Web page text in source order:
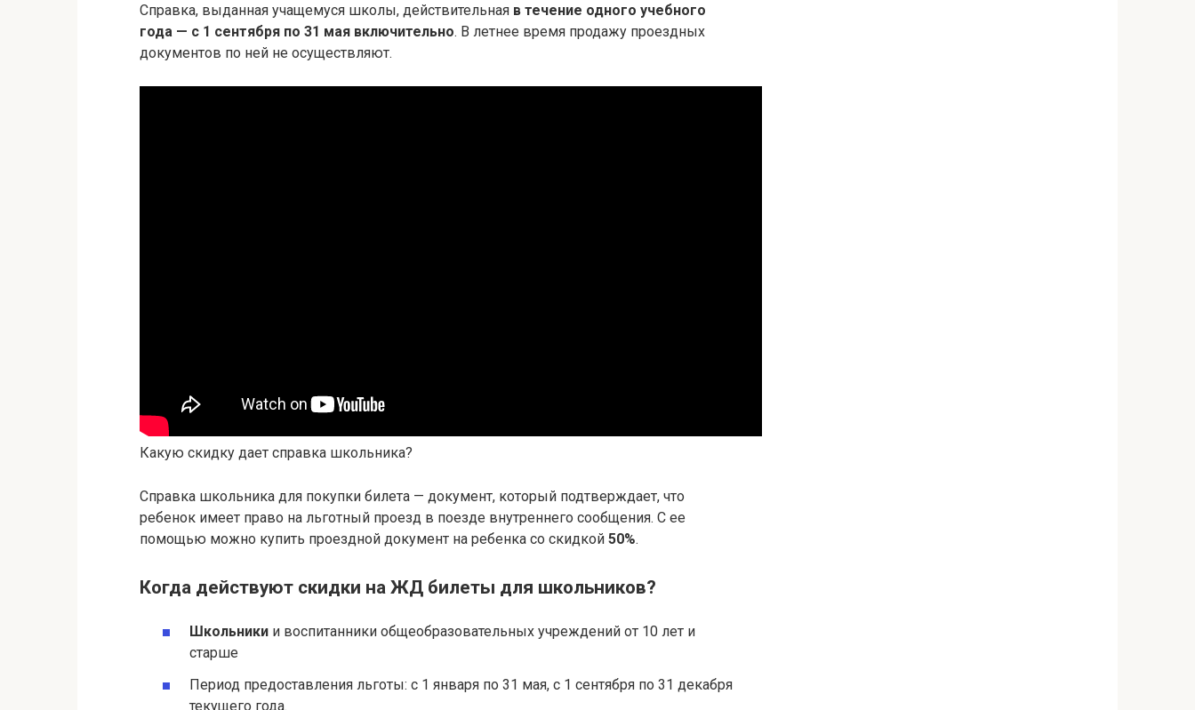
Справка, выданная учащемуся школы, действительная в течение одного учебного
года — с 1 сентября по 31 мая включительно. В летнее время продажу проездных
документов по ней не осуществляют.
Какую скидку дает справка школьника?
Справка школьника для покупки билета — документ, который подтверждает, что
ребенок имеет право на льготный проезд в поезде внутреннего сообщения. С ее
помощью можно купить проездной документ на ребенка со скидкой 50%.
Когда действуют скидки на ЖД билеты для школьников?
Школьники и воспитанники общеобразовательных учреждений от 10 лет и
старше
Период предоставления льготы: с 1 января по 31 мая, с 1 сентября по 31 декабря
текущего года.